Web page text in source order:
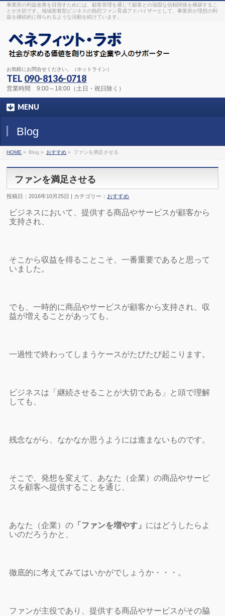
事業所の利益改善を目指すためには、顧客管理を通じて顧客との強固な信頼関係を構築するこ
とが大切です。地域密着型ビジネスの熱烈ファン育成アドバイザーとして、事業所が理想の利
益を継続的に得られるような活動を続けています。
お気軽にお問合せください。（ホットライン）
TEL 090-8136-0718
営業時間 9:00～18:00（土日・祝日除く）
MENU
Blog
HOME » Blog » おすすめ » ファンを満足させる
ファンを満足させる
投稿日：2016年10月25日 | カテゴリー： おすすめ
ビジネスにおいて、提供する商品やサービスが顧客から
支持され、
そこから収益を得ることこそ、一番重要であると思って
いました。
でも、一時的に商品やサービスが顧客から支持され、収
益が増えることがあっても、
一過性で終わってしまうケースがたびたび起こります。
ビジネスは「継続させることが大切である」と頭で理解
しても、
残念ながら、なかなか思うようには進まないものです。
そこで、発想を変えて、あなた（企業）の商品やサービ
スを顧客へ提供することを通じ、
あなた（企業）の 「ファンを増やす」 にはどうしたらよ
いのだろうかと、
徹底的に考えてみてはいかがでしょうか・・・。
ファンが主役であり、提供する商品やサービスがその脇